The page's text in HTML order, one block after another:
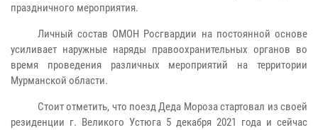
праздничного мероприятия.
Личный состав ОМОН Росгвардии на постоянной основе
усиливает наружные наряды правоохранительных органов во
время проведения различных мероприятий на территории
Мурманской области.
Стоит отметить, что поезд Деда Мороза стартовал из своей
резиденции г. Великого Устюга 5 декабря 2021 года и сейчас